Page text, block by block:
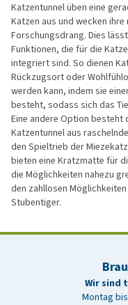
Katzentunnel üben eine
Katzen aus und wecken
Forschungsdrang. Dies
Funktionen, die für die
integriert sind. So dienen
Rückzugsort oder
werden kann, indem sie
besteht, sodass sich das
Eine andere Option besteht
Katzentunnel aus
den Spieltrieb der
bieten eine Kratzmatte für
die Möglichkeiten nahezu
den zahllosen
Stubentiger.
Wir sind
Montag